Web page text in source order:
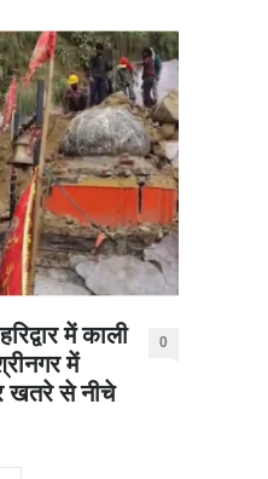
में काली
में
खतरे से नीचे
0